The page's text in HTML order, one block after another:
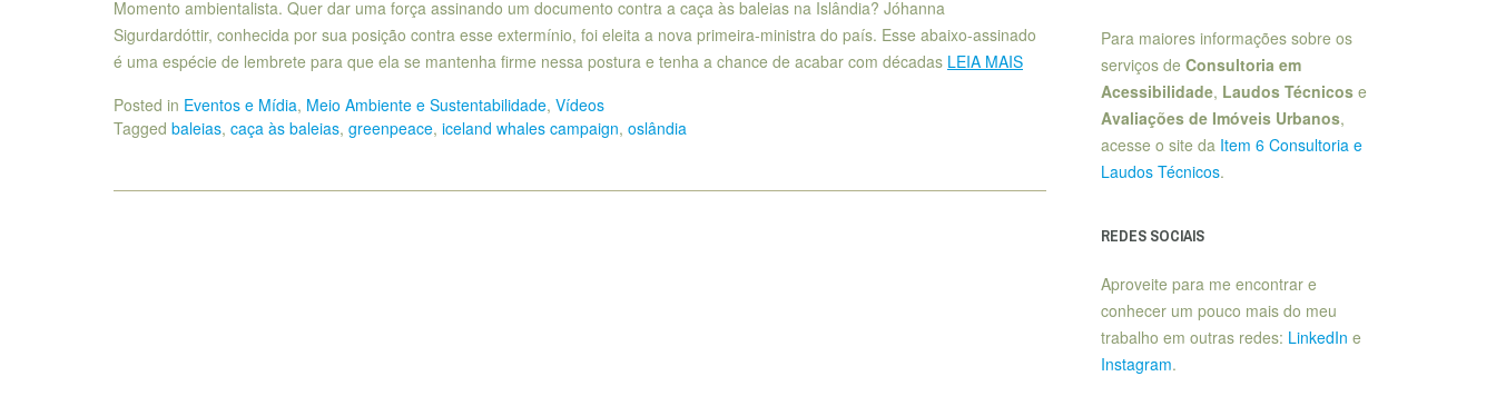
Momento ambientalista. Quer dar uma força assinando um documento contra a caça às baleias na Islândia? Jóhanna
Sigurdardóttir, conhecida por sua posição contra esse extermínio, foi eleita a nova primeira-ministra do país. Esse abaixo-assinado
é uma espécie de lembrete para que ela se mantenha firme nessa postura e tenha a chance de acabar com décadas LEIA MAIS
Posted in Eventos e Mídia, Meio Ambiente e Sustentabilidade, Vídeos
Tagged baleias, caça às baleias, greenpeace, iceland whales campaign, oslândia
Para maiores informações sobre os
serviços de Consultoria em
Acessibilidade, Laudos Técnicose
Avaliações de Imóveis Urbanos,
acesse o site da Item 6 Consultoria e
Laudos Técnicos.
REDES SOCIAIS
Aproveite para me encontrar e
conhecer um pouco mais do meu
trabalho em outras redes: LinkedIn e
Instagram.